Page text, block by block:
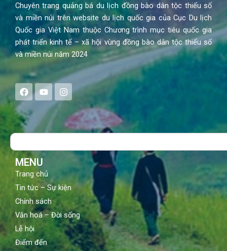
Chuyên trang quảng bá du lịch đồng bào dân tộc thiểu số
và miền núi trên website du lịch quốc gia của Cục Du lịch
Quốc gia Việt Nam thuộc Chương trình mục tiêu quốc gia
phát triển kinh tế – xã hội vùng đồng bào dân tộc thiểu số
và miền núi năm 2024
F
a
e
b
o
Y
o
t
u
b
I
n
s
a
g
Search
MENU
Trang chủ
Tin tức – Sự kiện
Chính sách
Văn hoá – Đời sống
Lễ hội
Điểm đến